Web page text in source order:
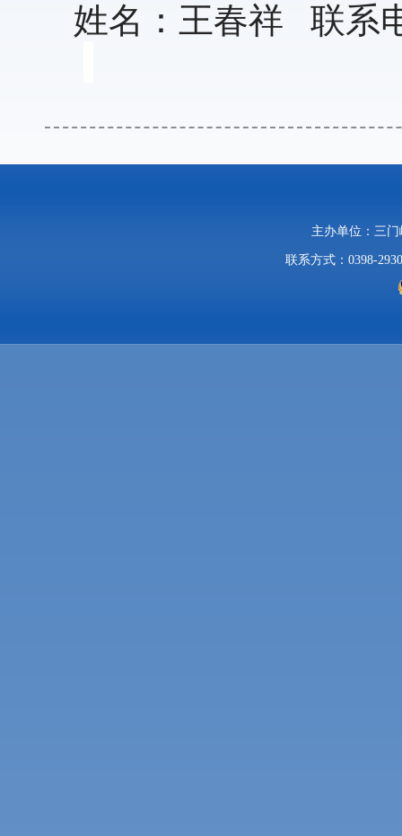
姓名：王春祥 联系
主办单位：三
联系方式：0398-